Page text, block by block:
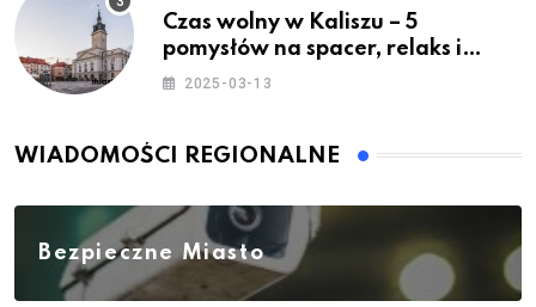
Czas wolny w Kaliszu – 5
pomysłów na spacer, relaks i
rodzinne atrakcje
2025-03-13
WIADOMOŚCI REGIONALNE
Bezpieczne Miasto